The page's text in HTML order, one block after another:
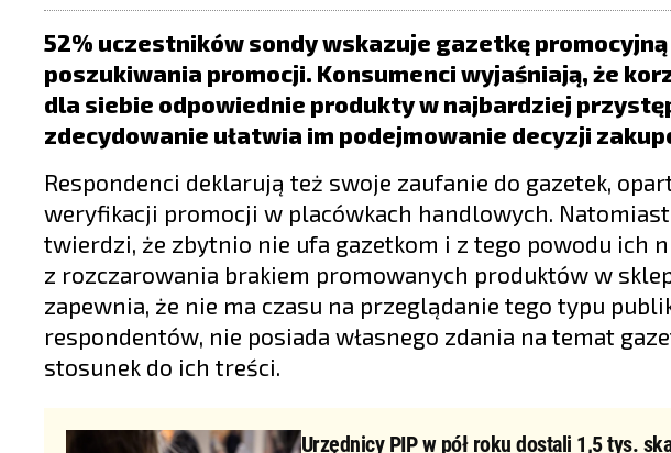
LIFESTYLE
OPINIE I KOMENTARZE
52% uczestników sondy wskazuje gazetkę
poszukiwania promocji. Konsumenci wyjaśniają, że
dla siebie odpowiednie produkty w najbardziej
zdecydowanie ułatwia im podejmowanie decyzji
Respondenci deklarują też swoje zaufanie do gazetek,
weryfikacji promocji w placówkach handlowych.
twierdzi, że zbytnio nie ufa gazetkom i z tego powodu ich
z rozczarowania brakiem promowanych produktów w
zapewnia, że nie ma czasu na przeglądanie tego typu
respondentów, nie posiada własnego zdania na temat
stosunek do ich treści.
Urzędnicy PIP w pół roku dostali 1,5 tys.